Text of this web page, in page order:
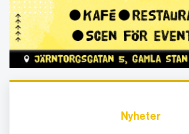
Nyheter